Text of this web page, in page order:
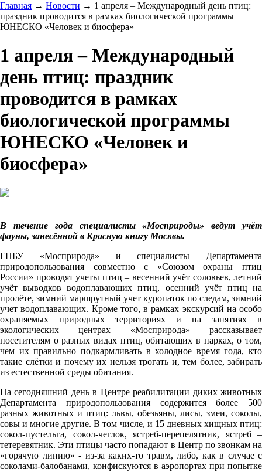
Главная → Новости → 1 апреля – Международный день птиц:
праздник проводится в рамках биологической программы
ЮНЕСКО «Человек и биосфера»
1 апреля – Международный
день птиц: праздник
проводится в рамках
биологической программы
ЮНЕСКО «Человек и
биосфера»
В течение года специалисты «Мосприроды» ведут учёт
фауны, занесённой в Красную книгу Москвы.
ГПБУ «Мосприрода» и специалисты Департамента
природопользования совместно с «Союзом охраны птиц
России» проводят учеты птиц – весенний учёт соловьев, летний
учёт выводков водоплавающих птиц, осенний учёт птиц на
пролёте, зимний маршрутный учет куропаток по следам, зимний
учет водоплавающих. Кроме того, в рамках экскурсий на особо
охраняемых природных территориях и на занятиях в
экологических центрах «Мосприрода» рассказывает
посетителям о разных видах птиц, обитающих в парках, о том,
чем их правильно подкармливать в холодное время года, кто
такие слётки и почему их нельзя трогать и, тем более, забирать
из естественной среды обитания.
На сегодняшний день в Центре реабилитации диких животных
Департамента природопользования содержится более 500
разных животных и птиц: львы, обезьяны, лисы, змеи, соколы,
совы и многие другие. В том числе, и 15 дневных хищных птиц:
сокол-пустельга, сокол-чеглок, ястреб-перепелятник, ястреб –
тетеревятник. Эти птицы часто попадают в Центр по звонкам на
«горячую линию» - из-за каких-то травм, либо, как в случае с
соколами-балобанами, конфискуются в аэропортах при попытке